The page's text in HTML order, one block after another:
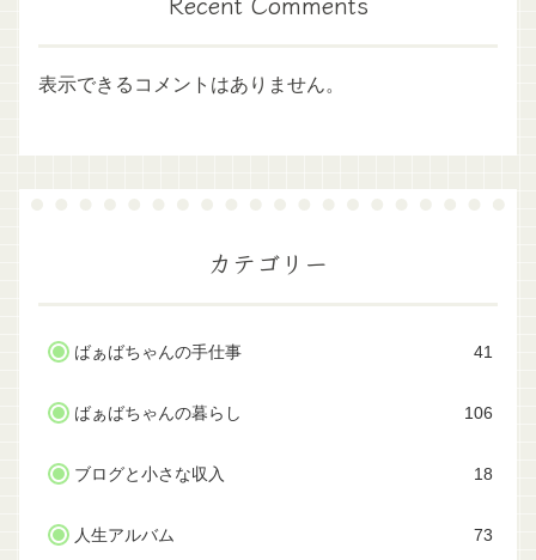
表示できるコメントはありません。
カテゴリー
ばぁばちゃんの手仕事 41
ばぁばちゃんの暮らし 106
ブログと小さな収入 18
人生アルバム 73